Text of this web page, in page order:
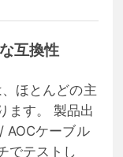
互換性
ほとんどの主
ます。 製品出
AOCケーブル
でテストし